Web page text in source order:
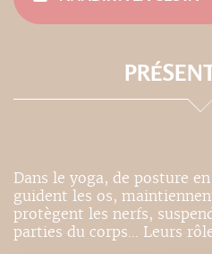
Dans le yoga, de posture
guident les os,
protègent les nerfs,
parties du corps... Leurs